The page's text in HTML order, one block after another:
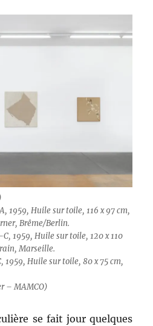
1959, Huile sur toile, 116 x 97 cm,
Brême/Berlin.
1959, Huile sur toile, 120 x 110
Marseille.
Huile sur toile, 80 x 75 cm,
– MAMCO)
se fait jour quelques